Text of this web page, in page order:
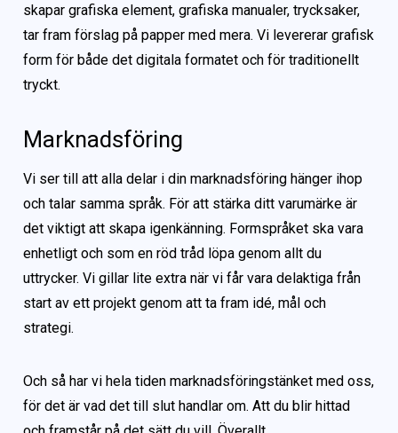
skapar grafiska element, grafiska manualer, trycksaker,
tar fram förslag på papper med mera. Vi levererar grafisk
form för både det digitala formatet och för traditionellt
tryckt.
Marknadsföring
Vi ser till att alla delar i din marknadsföring hänger ihop
och talar samma språk. För att stärka ditt varumärke är
det viktigt att skapa igenkänning. Formspråket ska vara
enhetligt och som en röd tråd löpa genom allt du
uttrycker. Vi gillar lite extra när vi får vara delaktiga från
start av ett projekt genom att ta fram idé, mål och
strategi.
Och så har vi hela tiden marknadsföringstänket med oss,
för det är vad det till slut handlar om. Att du blir hittad